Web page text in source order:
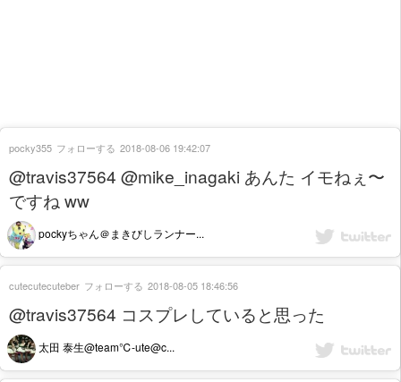
@travis37564 @mike_inagaki あんた イモねぇ〜
ですね ww
pockyちゃん＠まきびしランナー...
pocky355 フォローする 2018-08-06 19:42:07
@travis37564 コスプレしていると思った
太田 泰生@team℃-ute@c...
cutecutecuteber フォローする 2018-08-05 18:46:56